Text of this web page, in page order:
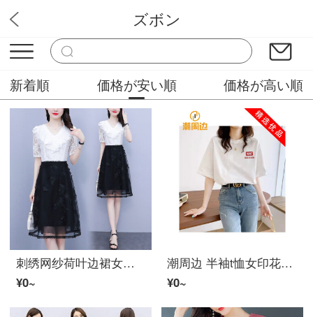
チューズデーファッション
ズボン
新着順 価格が安い順 価格が高い順
刺绣网纱荷叶边裙女夏2022レディースファッション新着遮肚子显瘦洋气蕾丝ワンピース 白色【上白下黑】 L 建议100-115斤
¥0~
潮周边 半袖t恤女印花Ｔシャツ半袖女学生韩版2022夏新着圆领透气ins甜辣Ｔシャツ 白色322XXERT XXS码【建议10斤】
¥0~